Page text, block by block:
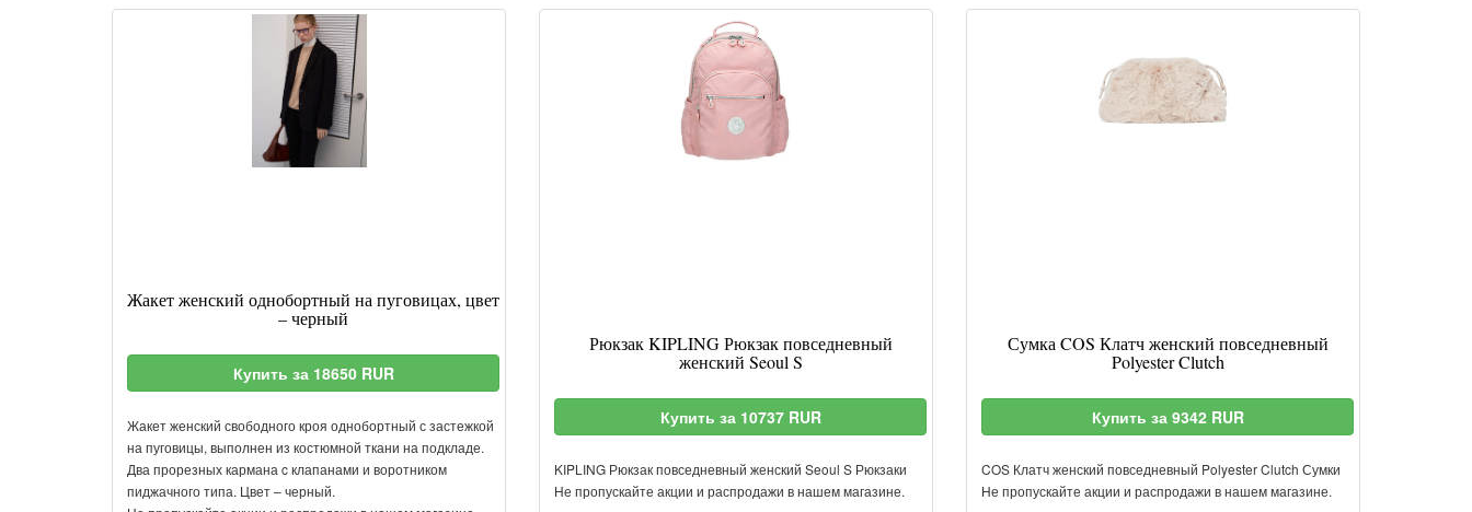
Жакет женский однобортный на пуговицах, цвет
– черный
Купить за 18650 RUR
Жакет женский свободного кроя однобортный с застежкой
на пуговицы, выполнен из костюмной ткани на подкладе.
Два прорезных кармана c клапанами и воротником
пиджачного типа. Цвет – черный.
Рюкзак KIPLING Рюкзак повседневный
женский Seoul S
Купить за 10737 RUR
KIPLING Рюкзак повседневный женский Seoul S Рюкзаки
Не пропускайте акции и распродажи в нашем магазине.
Сумка COS Клатч женский повседневный
Polyester Clutch
Купить за 9342 RUR
COS Клатч женский повседневный Polyester Clutch Сумки
Не пропускайте акции и распродажи в нашем магазине.